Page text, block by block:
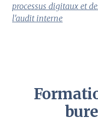
processus digitaux et
l'audit interne